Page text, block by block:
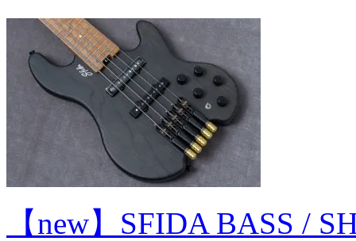
【new】SFIDA BASS /